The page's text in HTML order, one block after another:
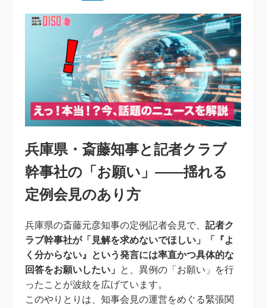
兵庫県・斎藤知事と記者クラブ
幹事社の「お願い」――揺れる
定例会見のあり方
兵庫県の斎藤元彦知事の定例記者会見で、記者ク
ラブ幹事社が「見解を求めないでほしい」「『よ
く分からない』という発言には率直かつ具体的な
回答をお願いしたい」 と、異例の「お願い」を行
ったことが波紋を広げています。
このやりとりは、知事会見の運営をめぐる緊張関